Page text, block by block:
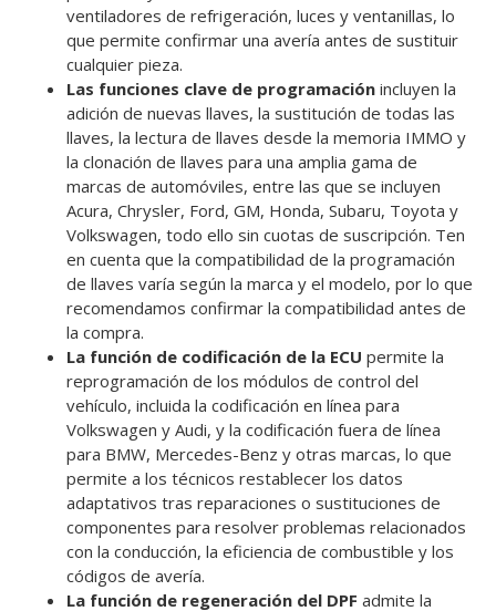
ventiladores de refrigeración, luces y ventanillas, lo
que permite confirmar una avería antes de sustituir
cualquier pieza.
Las funciones clave de programación incluyen la
adición de nuevas llaves, la sustitución de todas las
llaves, la lectura de llaves desde la memoria IMMO y
la clonación de llaves para una amplia gama de
marcas de automóviles, entre las que se incluyen
Acura, Chrysler, Ford, GM, Honda, Subaru, Toyota y
Volkswagen, todo ello sin cuotas de suscripción. Ten
en cuenta que la compatibilidad de la programación
de llaves varía según la marca y el modelo, por lo que
recomendamos confirmar la compatibilidad antes de
la compra.
La función de codificación de la ECU permite la
reprogramación de los módulos de control del
vehículo, incluida la codificación en línea para
Volkswagen y Audi, y la codificación fuera de línea
para BMW, Mercedes-Benz y otras marcas, lo que
permite a los técnicos restablecer los datos
adaptativos tras reparaciones o sustituciones de
componentes para resolver problemas relacionados
con la conducción, la eficiencia de combustible y los
códigos de avería.
La función de regeneración del DPF admite la